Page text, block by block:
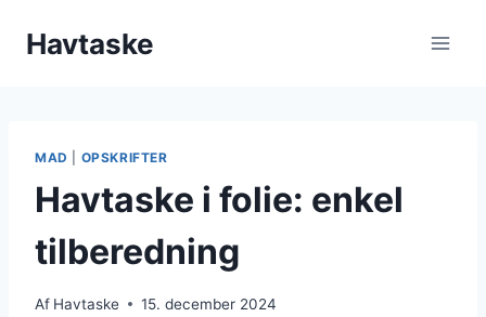
Havtaske
MAD OPSKRIFTER
Havtaske i folie: enkel
tilberedning
Af Havtaske 15. december 2024